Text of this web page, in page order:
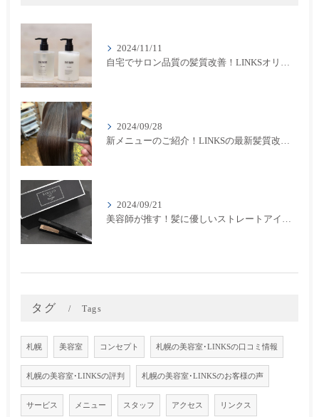
2024/11/11
2024/09/28
2024/09/21
タグ Tags
札幌 美容室 コンセプト 札幌の美容室･LINKSの口コミ情報
札幌の美容室･LINKSの評判 札幌の美容室･LINKSのお客様の声
サービス メニュー スタッフ アクセス リンクス